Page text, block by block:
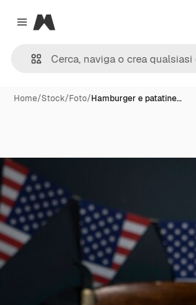
Close menu
Magnific
Home/Stock/Foto/Hamburger e patatine…